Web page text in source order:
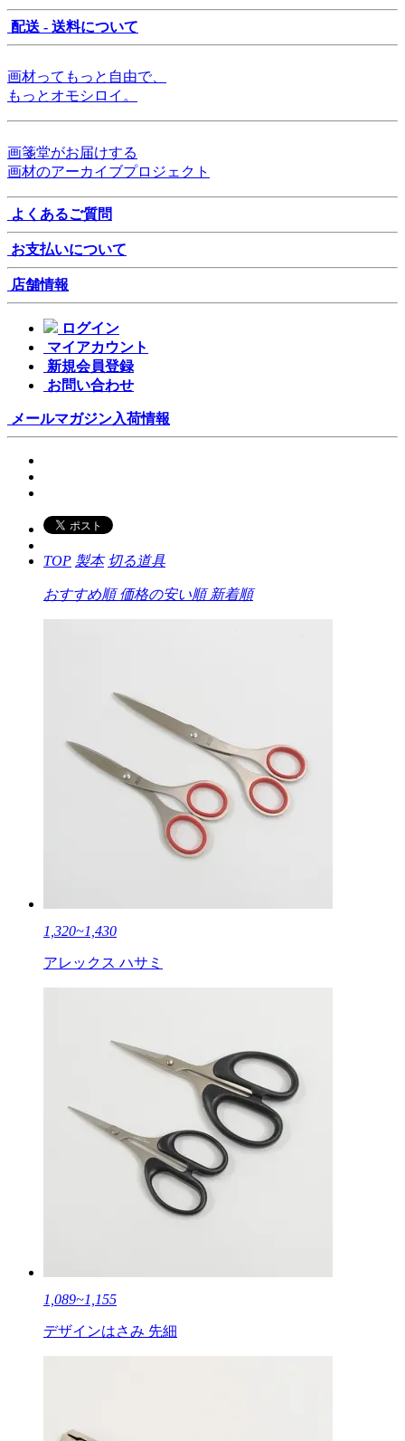
配送 - 送料について
画材ってもっと自由で、
もっとオモシロイ。
画箋堂がお届けする
画材のアーカイブプロジェクト
よくあるご質問
お支払いについて
店舗情報
ログイン
マイアカウント
新規会員登録
お問い合わせ
メールマガジン入荷情報
TOP 製本 切る道具
おすすめ順 価格の安い順 新着順
1,320~1,430
アレックス ハサミ
1,089~1,155
デザインはさみ 先細